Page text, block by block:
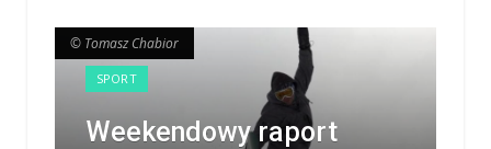
© Tomasz Chabior
SPORT
Weekendowy raport
© Tomasz Chabior